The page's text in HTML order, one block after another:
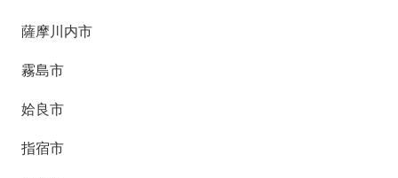
薩摩川内市
霧島市
姶良市
指宿市